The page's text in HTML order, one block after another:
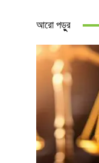
আরো পড়ুুর